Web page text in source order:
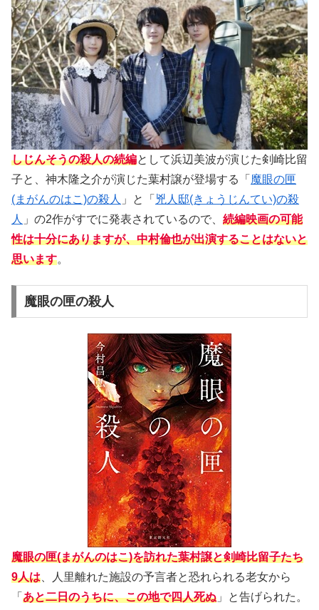
しじんそうの殺人の続編として浜辺美波が演じた剣崎比留
子と、神木隆之介が演じた葉村譲が登場する「 魔眼の匣
(まがんのはこ)の殺人 」と「 兇人邸(きょうじんてい)の殺
人 」の2作がすでに発表されているので、 続編映画の可能
性は十分にありますが、中村倫也が出演することはないと
思います。
魔眼の匣の殺人
魔眼の匣(まがんのはこ)を訪れた葉村譲と剣崎比留子たち
9人は 、人里離れた施設の予言者と恐れられる老女から
「 あと二日のうちに、この地で四人死ぬ 」と告げられた。